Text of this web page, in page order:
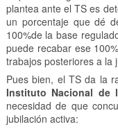
plantea ante el TS es
un porcentaje que dé
100%de la base
puede recabar ese
trabajos posteriores a la
Pues bien, el TS da la
Instituto Nacional de
necesidad de que
jubilación activa: